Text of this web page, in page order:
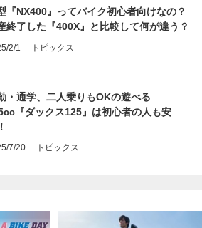
『NX400』ってバイク初心者向けなの？
終了した『400X』と比較して何が違う？
2/1 トピックス
・通学、二人乗りもOKの遊べる
『ダックス125』は初心者の人も安
7/20 トピックス